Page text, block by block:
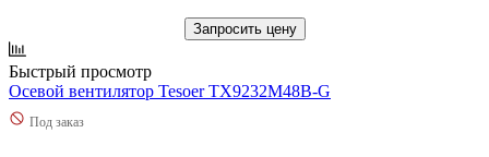
Запросить цену
Быстрый просмотр
Осевой вентилятор Tesoer TX9232M48B-G
Под заказ